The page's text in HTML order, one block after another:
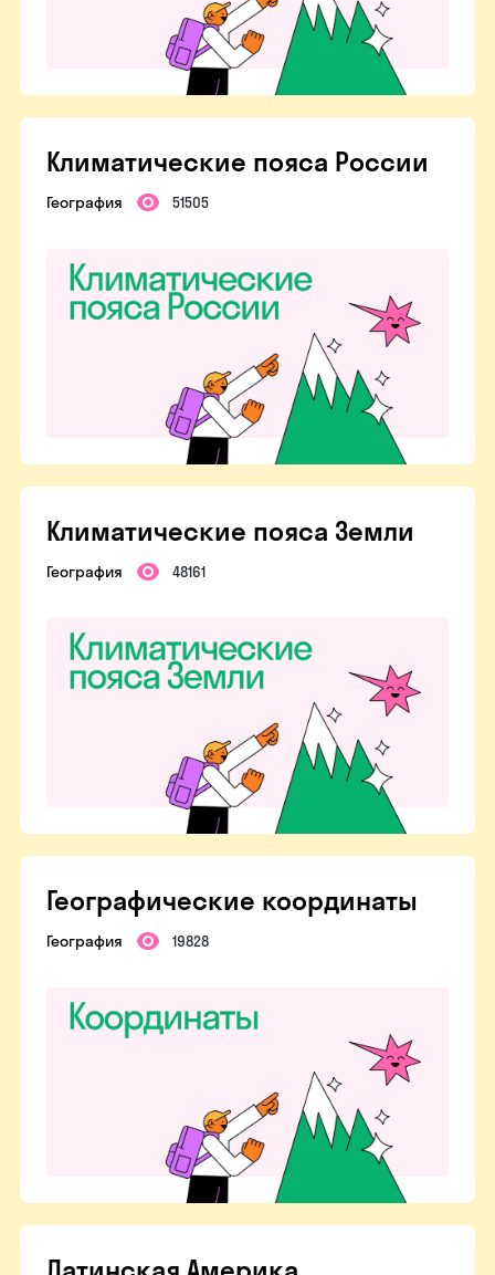
Климатические пояса России
География 51505
Географические координаты
География 19828
Климатические пояса Земли
География 48161